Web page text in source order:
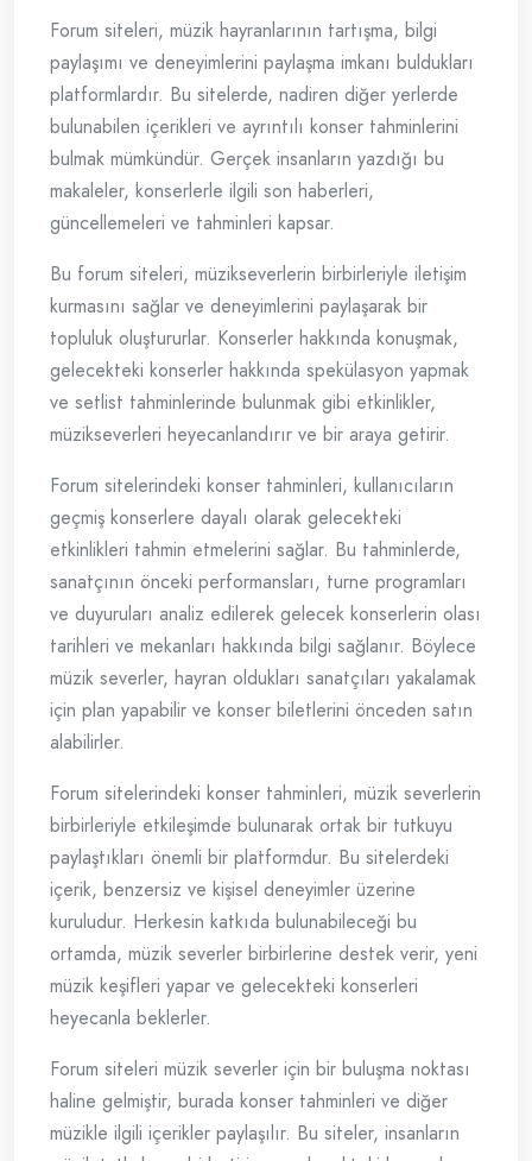
Forum siteleri, müzik hayranlarının tartışma, bilgi
paylaşımı ve deneyimlerini paylaşma imkanı buldukları
platformlardır. Bu sitelerde, nadiren diğer yerlerde
bulunabilen içerikleri ve ayrıntılı konser tahminlerini
bulmak mümkündür. Gerçek insanların yazdığı bu
makaleler, konserlerle ilgili son haberleri,
güncellemeleri ve tahminleri kapsar.
Bu forum siteleri, müzikseverlerin birbirleriyle iletişim
kurmasını sağlar ve deneyimlerini paylaşarak bir
topluluk oluştururlar. Konserler hakkında konuşmak,
gelecekteki konserler hakkında spekülasyon yapmak
ve setlist tahminlerinde bulunmak gibi etkinlikler,
müzikseverleri heyecanlandırır ve bir araya getirir.
Forum sitelerindeki konser tahminleri, kullanıcıların
geçmiş konserlere dayalı olarak gelecekteki
etkinlikleri tahmin etmelerini sağlar. Bu tahminlerde,
sanatçının önceki performansları, turne programları
ve duyuruları analiz edilerek gelecek konserlerin olası
tarihleri ve mekanları hakkında bilgi sağlanır. Böylece
müzik severler, hayran oldukları sanatçıları yakalamak
için plan yapabilir ve konser biletlerini önceden satın
alabilirler.
Forum sitelerindeki konser tahminleri, müzik severlerin
birbirleriyle etkileşimde bulunarak ortak bir tutkuyu
paylaştıkları önemli bir platformdur. Bu sitelerdeki
içerik, benzersiz ve kişisel deneyimler üzerine
kuruludur. Herkesin katkıda bulunabileceği bu
ortamda, müzik severler birbirlerine destek verir, yeni
müzik keşifleri yapar ve gelecekteki konserleri
heyecanla beklerler.
Forum siteleri müzik severler için bir buluşma noktası
haline gelmiştir, burada konser tahminleri ve diğer
müzikle ilgili içerikler paylaşılır. Bu siteler, insanların